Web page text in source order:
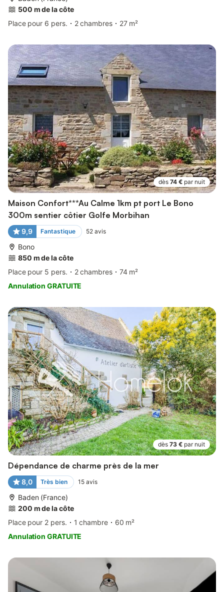
500 m de la côte
Place pour 6 pers.
2 chambres 27 m²
dès 74 € par nuit
Maison Confort***Au Calme 1km pt port Le Bono
300m sentier côtier Golfe Morbihan
9,9 Fantastique 52 avis
Bono
850 m de la côte
Place pour 5 pers.
2 chambres
74 m²
Annulation GRATUITE
dès 73 € par nuit
Dépendance de charme près de la mer
8,0 Très bien 15 avis
Baden (France)
200 m de la côte
Place pour 2 pers.
1 chambre
60 m²
Annulation GRATUITE